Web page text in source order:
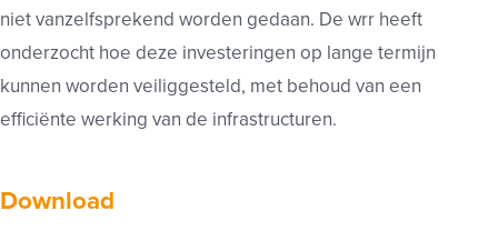
niet vanzelfsprekend worden gedaan. De wrr heeft
onderzocht hoe deze investeringen op lange termijn
kunnen worden veiliggesteld, met behoud van een
efficiënte werking van de infrastructuren.
Download